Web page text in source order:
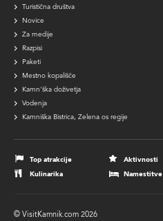
Turistična društva
Novice
Za medije
Razpisi
Paketi
Mestno kopališče
Kamn'ška doživetja
Vodenja
Kamniška Bistrica, Zelena os regije
navigation
Top atrakcije Aktivnosti
Kulinarika Namestitve
© VisitKamnik.com 2026